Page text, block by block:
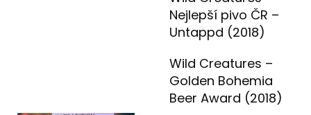
Nejlepší pivo ČR –
Untappd (2018)
Wild Creatures –
Golden Bohemia
Beer Award (2018)